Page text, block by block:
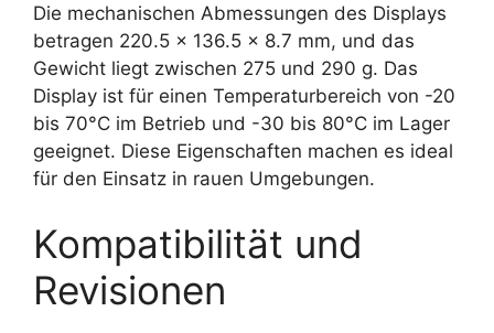
Die mechanischen Abmessungen des Displays
betragen 220.5 x 136.5 x 8.7 mm, und das
Gewicht liegt zwischen 275 und 290 g. Das
Display ist für einen Temperaturbereich von -20
bis 70°C im Betrieb und -30 bis 80°C im Lager
geeignet. Diese Eigenschaften machen es ideal
für den Einsatz in rauen Umgebungen.
Kompatibilität und
Revisionen